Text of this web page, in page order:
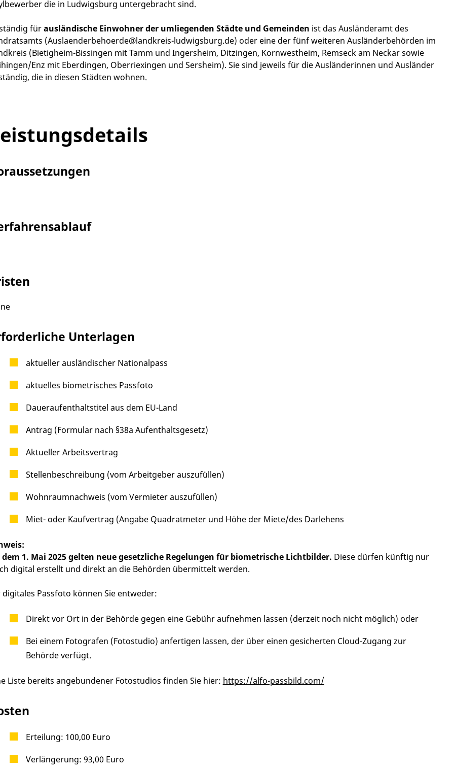
die in Ludwigsburg untergebracht sind.
fürausländische Einwohner der umliegenden Städte und Gemeinden ist das Ausländeramt des
(Auslaenderbehoerde@landkreis-ludwigsburg.de) oder eine der fünf weiteren Ausländerbehörden im
(Bietigheim-Bissingen mit Tamm und Ingersheim, Ditzingen, Kornwestheim, Remseck am Neckar sowie
Enz mit Eberdingen, Oberriexingen und Sersheim). Sie sind jeweils für die Ausländerinnen und Ausländer
die in diesen Städten wohnen.
Unterlagen
aktueller ausländischer Nationalpass
aktuelles biometrisches Passfoto
Daueraufenthaltstitel aus dem EU-Land
Antrag (Formular nach §38a Aufenthaltsgesetz)
Aktueller Arbeitsvertrag
Stellenbeschreibung (vom Arbeitgeber auszufüllen)
Wohnraumnachweis (vom Vermieter auszufüllen)
Miet- oder Kaufvertrag (Angabe Quadratmeter und Höhe der Miete/des Darlehens
dem 1. Mai 2025 gelten neue gesetzliche Regelungen für biometrische Lichtbilder. Diese dürfen künftig nur
digital erstellt und direkt an die Behörden übermittelt werden.
Passfoto können Sie entweder:
Direkt vor Ort in der Behörde gegen eine Gebühr aufnehmen lassen (derzeit noch nicht möglich) oder
Bei einem Fotografen (Fotostudio) anfertigen lassen, der über einen gesicherten Cloud-Zugang zur
Behörde verfügt.
Liste bereits angebundener Fotostudios finden Sie hier: https://alfo-passbild.com/
Erteilung: 100,00 Euro
Verlängerung: 93,00 Euro